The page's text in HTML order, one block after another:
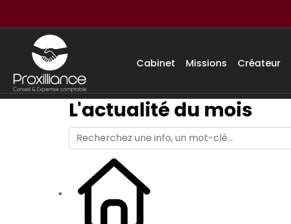
Cabinet Missions Créateur
L'actualité du mois